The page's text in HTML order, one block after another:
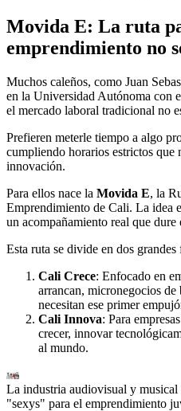
Movida E: La ruta
emprendimiento no
Muchos caleños, como Juan
en la Universidad Autónoma con
el mercado laboral tradicional no
Prefieren meterle tiempo a algo
cumpliendo horarios estrictos que
innovación.
Para ellos nace la Movida E, la
Emprendimiento de Cali. La idea
un acompañamiento real que dure
Esta ruta se divide en dos grandes
Cali Crece: Enfocado en
arrancan, micronegocios
necesitan ese primer
Cali Innova: Para
crecer, innovar
al mundo.
La industria audiovisual y musical
"sexys" para el emprendimiento